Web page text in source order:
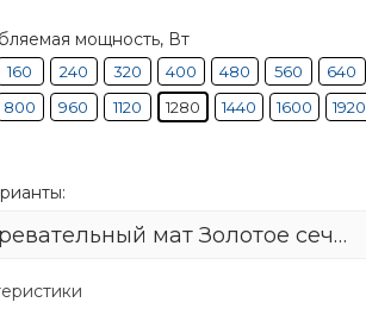
мощность, Вт
160 240 320 400 480 560
640
800 960 1120 1280 1440 1600
1920
Нагревательный мат Золотое сечение GS-1280-8,0